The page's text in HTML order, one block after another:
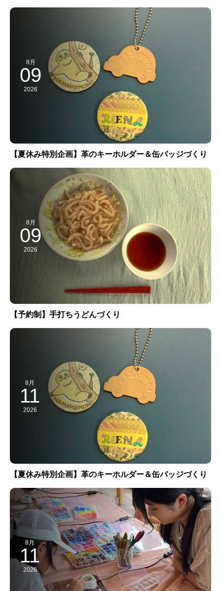
8月
09
2026
【夏休み特別企画】革のキーホルダー＆缶バッジづくり
8月
09
2026
【予約制】手打ちうどんづくり
8月
11
2026
【夏休み特別企画】革のキーホルダー＆缶バッジづくり
8月
11
2026